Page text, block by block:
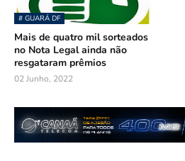
# GUARÁ DF
Mais de quatro mil sorteados
no Nota Legal ainda não
resgataram prêmios
02 Junho, 2022